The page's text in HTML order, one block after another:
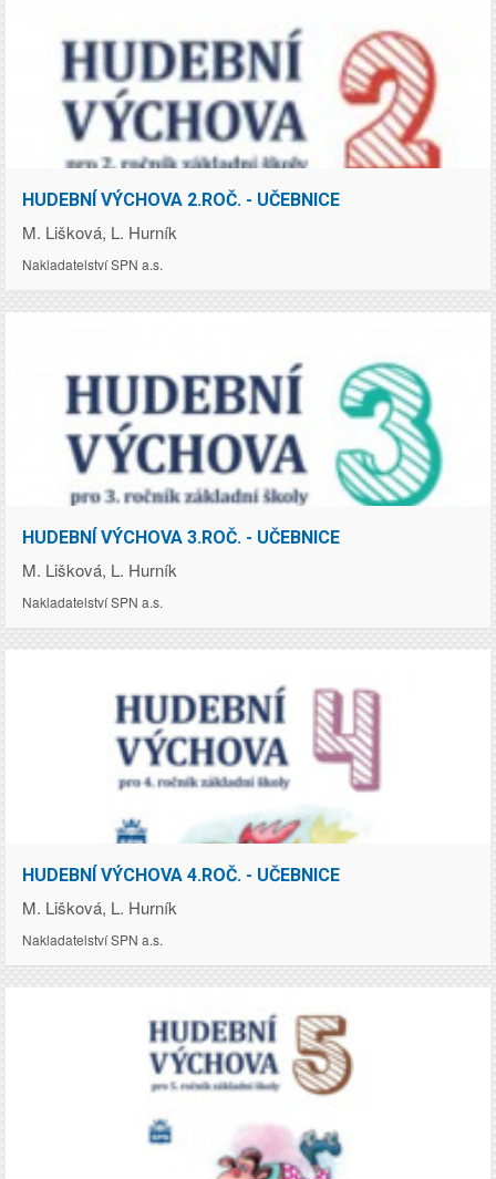
HUDEBNÍ VÝCHOVA 2.ROČ. - UČEBNICE
M. Lišková, L. Hurník
Nakladatelství SPN a.s.
149.00Kč
HUDEBNÍ VÝCHOVA 3.ROČ. - UČEBNICE
M. Lišková, L. Hurník
Nakladatelství SPN a.s.
155.00Kč
HUDEBNÍ VÝCHOVA 4.ROČ. - UČEBNICE
M. Lišková, L. Hurník
Nakladatelství SPN a.s.
149.00Kč